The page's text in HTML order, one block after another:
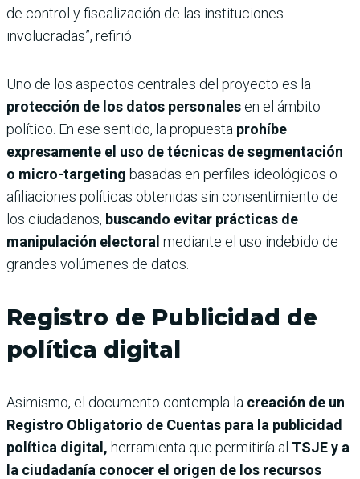
de control y fiscalización de las instituciones
involucradas”, refirió
Uno de los aspectos centrales del proyecto es la
protección de los datos personales en el ámbito
político. En ese sentido, la propuesta prohíbe
expresamente el uso de técnicas de segmentación
o micro-targeting basadas en perfiles ideológicos o
afiliaciones políticas obtenidas sin consentimiento de
los ciudadanos, buscando evitar prácticas de
manipulación electoral mediante el uso indebido de
grandes volúmenes de datos.
Registro de Publicidad de
política digital
Asimismo, el documento contempla la creación de un
Registro Obligatorio de Cuentas para la publicidad
política digital, herramienta que permitiría al TSJE y a
la ciudadanía conocer el origen de los recursos